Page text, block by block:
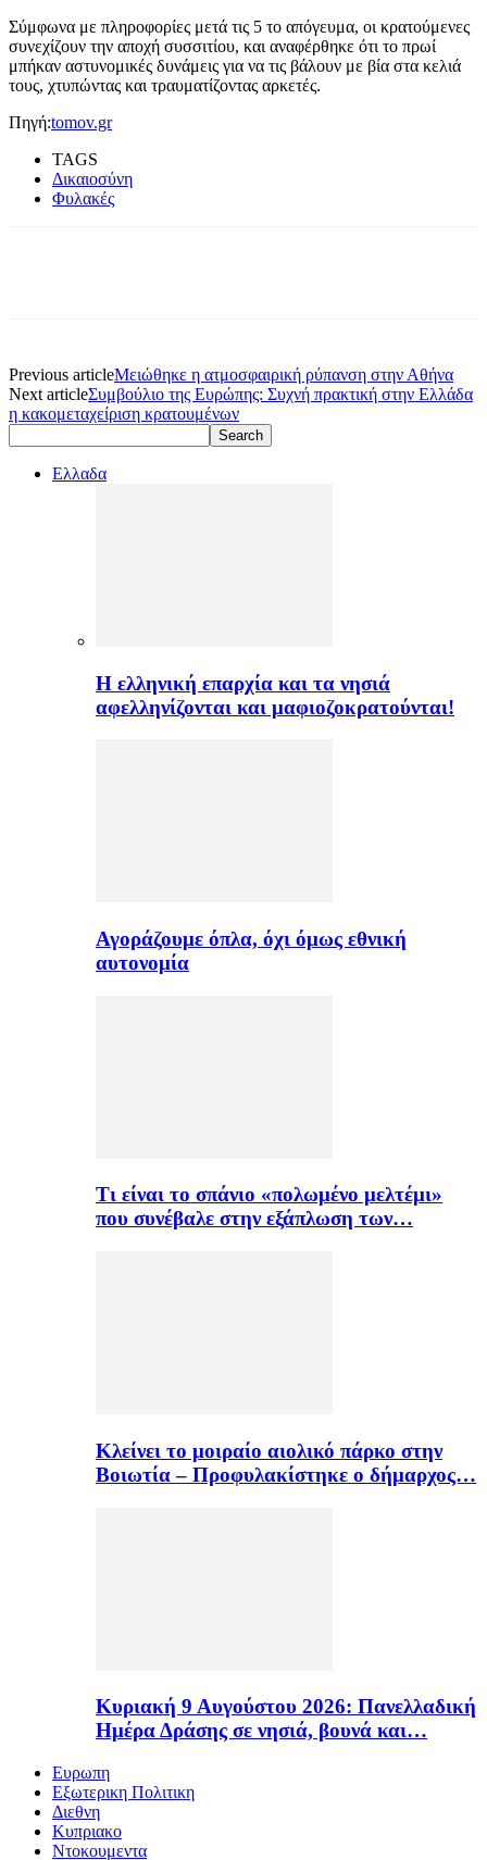
Σύμφωνα με πληροφορίες μετά τις 5 το απόγευμα, οι κρατούμενες
συνεχίζουν την αποχή συσσιτίου, και αναφέρθηκε ότι το πρωί
μπήκαν αστυνομικές δυνάμεις για να τις βάλουν με βία στα κελιά
τους, χτυπώντας και τραυματίζοντας αρκετές.
Πηγή:tomov.gr
TAGS
Δικαιοσύνη
Φυλακές
Previous articleΜειώθηκε η ατμοσφαιρική ρύπανση στην Αθήνα
Next articleΣυμβούλιο της Ευρώπης: Συχνή πρακτική στην Ελλάδα
η κακομεταχείριση κρατουμένων
Ελλαδα
H ελληνική επαρχία και τα νησιά
αφελληνίζονται και μαφιοζοκρατούνται!
Αγοράζουμε όπλα, όχι όμως εθνική
αυτονομία
Τι είναι το σπάνιο «πολωμένο μελτέμι»
που συνέβαλε στην εξάπλωση των…
Κλείνει το μοιραίο αιολικό πάρκο στην
Βοιωτία – Προφυλακίστηκε ο δήμαρχος…
Κυριακή 9 Αυγούστου 2026: Πανελλαδική
Ημέρα Δράσης σε νησιά, βουνά και…
Ευρωπη
Εξωτερικη Πολιτικη
Διεθνη
Κυπριακο
Ντοκουμεντα